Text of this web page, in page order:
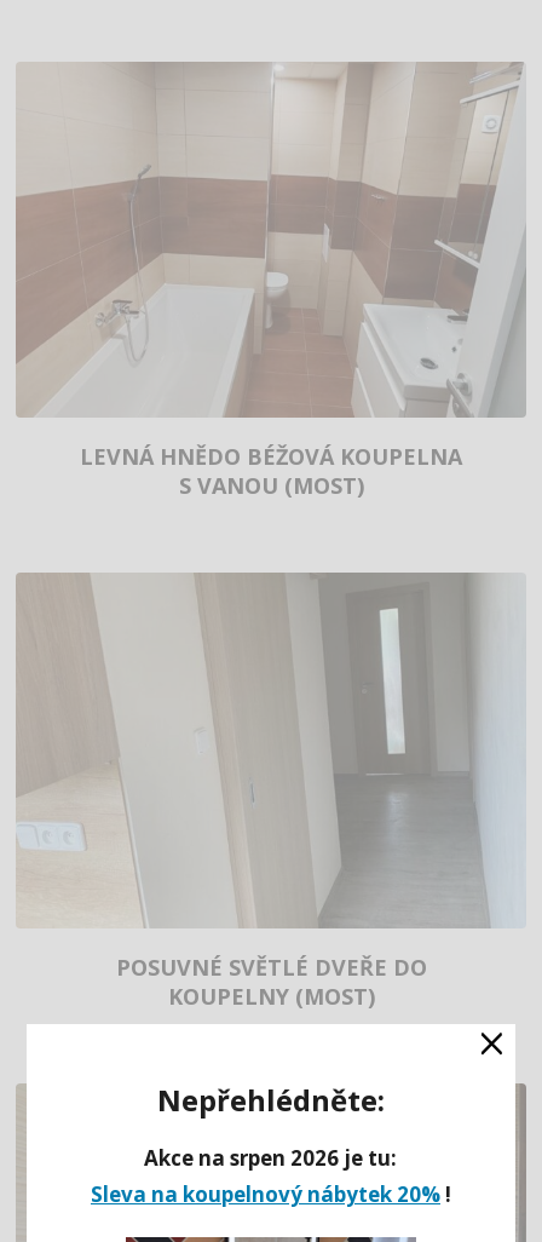
LEVNÁ HNĚDO BÉŽOVÁ KOUPELNA
S VANOU (MOST)
POSUVNÉ SVĚTLÉ DVEŘE DO
KOUPELNY (MOST)
Nepřehlédněte:
Akce na srpen 2026 je tu:
Sleva na koupelnový nábytek 20%!
×